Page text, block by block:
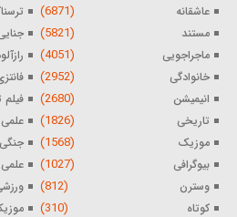
عاشقانه (6871)
مستند (5821)
ماجراجویی (4051)
خانوادگی (2952)
انیمیشن (2680) فیلم
تاریخی (1826)
موزیک (1568) جنگی
بیوگرافی (1027)
وسترن (812)
کوتاه (310)